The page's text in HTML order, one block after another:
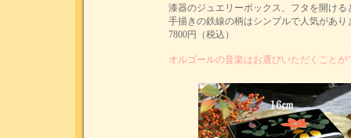
漆器のジュエリーボックス、フタを開け
手描きの鉄線の柄はシンプルで人気があり
7800円（税込）
オルゴールの音楽はお選びいただくことが